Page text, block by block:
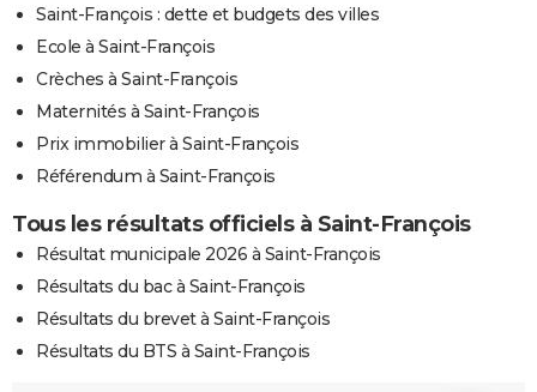
Saint-François : dette et budgets des villes
Ecole à Saint-François
Crèches à Saint-François
Maternités à Saint-François
Prix immobilier à Saint-François
Référendum à Saint-François
Tous les résultats officiels à Saint-François
Résultat municipale 2026 à Saint-François
Résultats du bac à Saint-François
Résultats du brevet à Saint-François
Résultats du BTS à Saint-François